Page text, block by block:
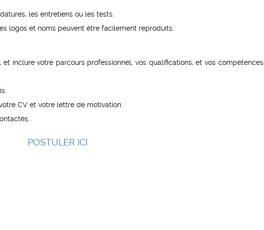
les entretiens ou les tests.
logos et noms peuvent être facilement reproduits.
inclure votre parcours professionnel, vos qualifications, et vos compétences
CV et votre lettre de motivation.
POSTULER ICI